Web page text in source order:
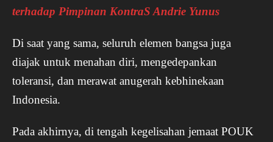
terhadap Pimpinan KontraS Andrie Yunus
Di saat yang sama, seluruh elemen bangsa juga
diajak untuk menahan diri, mengedepankan
toleransi, dan merawat anugerah kebhinekaan
Indonesia.
Pada akhirnya, di tengah kegelisahan jemaat POUK